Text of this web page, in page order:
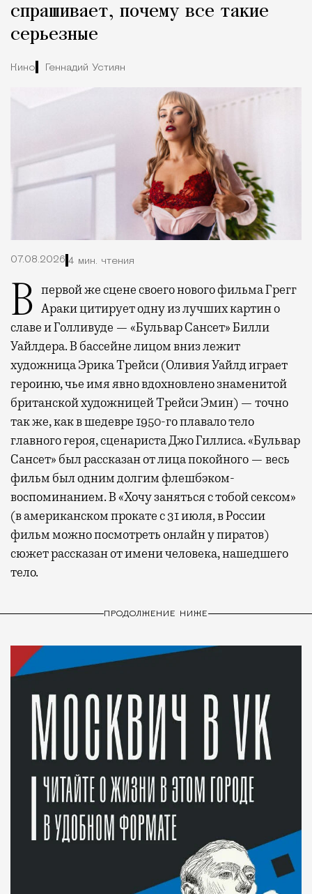
спрашивает, почему все такие
серьезные
Кино Геннадий Устиян
07.08.2026 4 мин. чтения
В первой же сцене своего нового фильма Грегг Араки цитирует одну из лучших картин о
славе и Голливуде — «Бульвар Сансет» Билли
Уайлдера. В бассейне лицом вниз лежит
художница Эрика Трейси (Оливия Уайлд играет
героиню, чье имя явно вдохновлено знаменитой
британской художницей Трейси Эмин) — точно
так же, как в шедевре 1950-го плавало тело
главного героя, сценариста Джо Гиллиса. «Бульвар
Сансет» был рассказан от лица покойного — весь
фильм был одним долгим флешбэком-
воспоминанием. В «Хочу заняться с тобой сексом»
(в американском прокате с 31 июля, в России
фильм можно посмотреть онлайн у пиратов)
сюжет рассказан от имени человека, нашедшего
тело.
ПРОДОЛЖЕНИЕ НИЖЕ